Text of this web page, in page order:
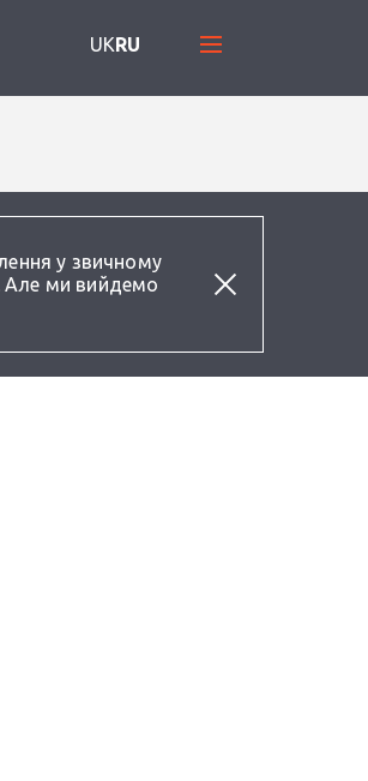
у звичному
Але ми вийдемо
UKRU